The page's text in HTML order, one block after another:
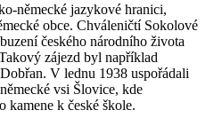
německé jazykové hranici,
obce. Chváleničtí Sokolové
českého národního života
zájezd byl například
V lednu 1938 uspořádali
vsi Šlovice, kde
kamene k české škole.